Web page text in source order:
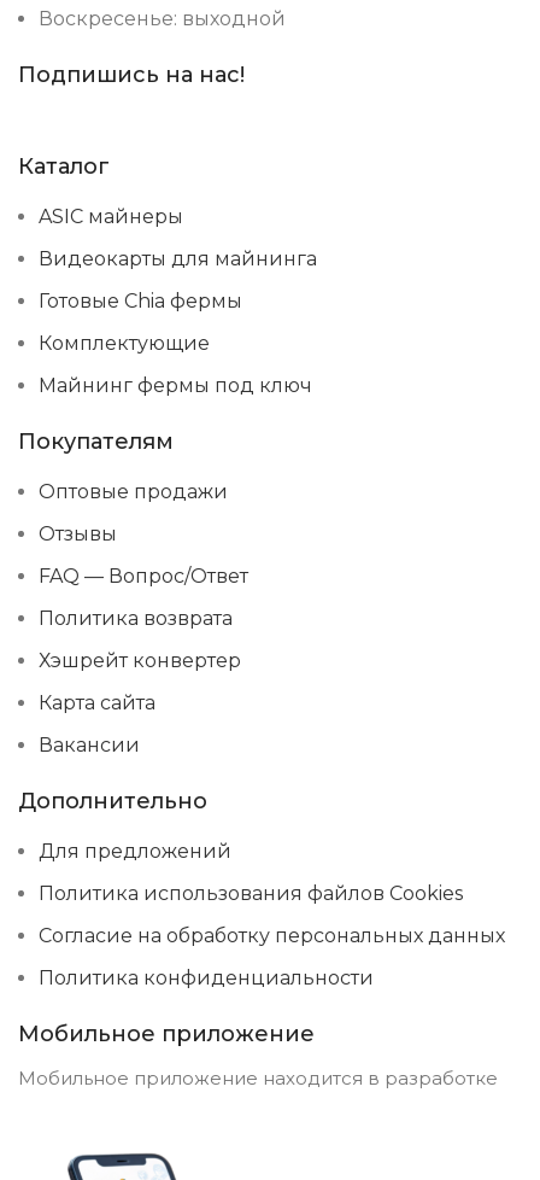
Воскресенье: выходной
Подпишись на нас!
Каталог
ASIC майнеры
Видеокарты для майнинга
Готовые Chia фермы
Комплектующие
Майнинг фермы под ключ
Покупателям
Оптовые продажи
Отзывы
FAQ — Вопрос/Ответ
Политика возврата
Хэшрейт конвертер
Карта сайта
Вакансии
Дополнительно
Для предложений
Политика использования файлов Cookies
Согласие на обработку персональных данных
Политика конфиденциальности
Мобильное приложение
Мобильное приложение находится в разработке